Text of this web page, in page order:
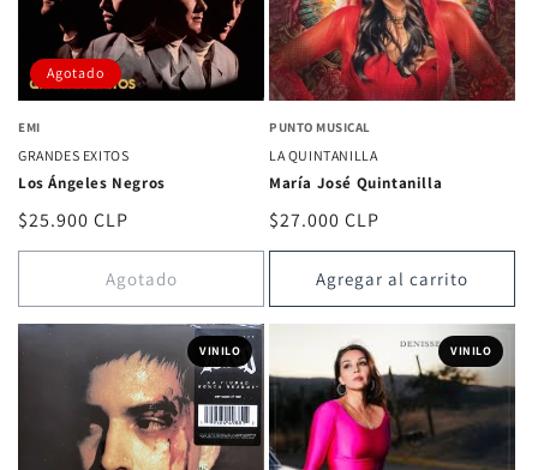
Agotado
EMI
GRANDES EXITOS
Los Ángeles Negros
Precio
habitual
$25.900 CLP
Agotado
PUNTO MUSICAL
LA QUINTANILLA
María José Quintanilla
Precio
habitual
$27.000 CLP
Agregar al carrito
VINILO VINILO